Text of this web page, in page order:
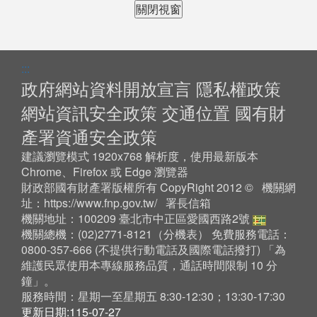
關閉視窗
:::
政府網站資料開放宣言 隱私權政策
網站資訊安全政策 交通位置 國有財
產署資通安全政策
建議瀏覽模式 1920x768 解析度，使用最新版本
Chrome、Firefox 或 Edge 瀏覽器
財政部國有財產署版權所有 CopyRight 2012 © 機關網
址： https://www.fnp.gov.tw/ 署長信箱
機關地址：100209 臺北市中正區愛國西路2號
機關總機：(02)2771-8121（分機表） 免費服務電話：
0800-357-666 (不提供行動電話及國際電話撥打) 「為
維護民眾使用本專線服務品質，通話時間限制 10 分
鐘」。
服務時間：星期一至星期五 8:30-12:30；13:30-17:30
更新日期:115-07-27